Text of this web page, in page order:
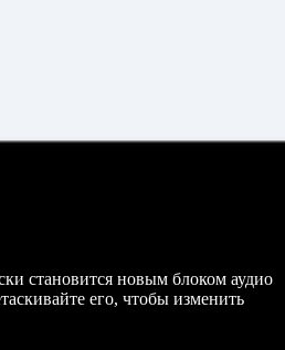
становится новым блоком аудио
его, чтобы изменить